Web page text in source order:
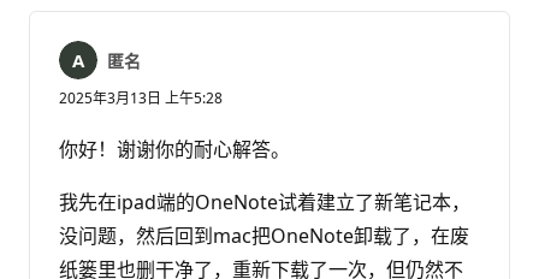
匿名
2025年3月13日 上午5:28
你好！谢谢你的耐心解答。
我先在ipad端的OneNote试着建立了新笔记本，
没问题，然后回到mac把OneNote卸载了，在废
纸篓里也删干净了，重新下载了一次，但仍然不